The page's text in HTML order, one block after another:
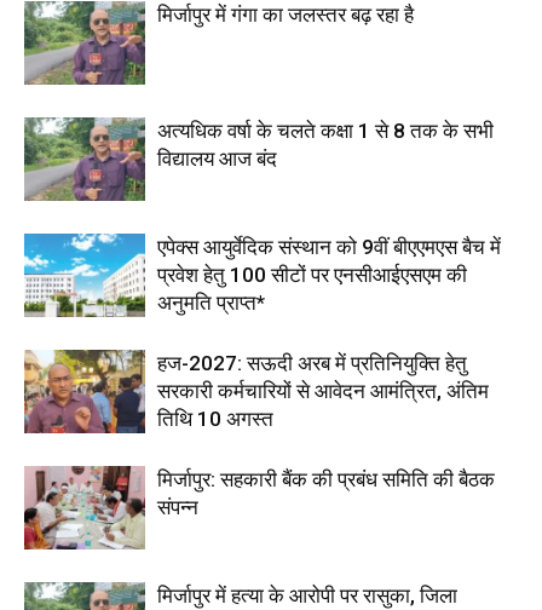
मिर्जापुर में गंगा का जलस्तर बढ़ रहा है
अत्यधिक वर्षा के चलते कक्षा 1 से 8 तक के सभी
विद्यालय आज बंद
एपेक्स आयुर्वेदिक संस्थान को 9वीं बीएएमएस बैच में
प्रवेश हेतु 100 सीटों पर एनसीआईएसएम की
अनुमति प्राप्त*
हज-2027: सऊदी अरब में प्रतिनियुक्ति हेतु
सरकारी कर्मचारियों से आवेदन आमंत्रित, अंतिम
तिथि 10 अगस्त
मिर्जापुर: सहकारी बैंक की प्रबंध समिति की बैठक
संपन्न
मिर्जापुर में हत्या के आरोपी पर रासुका, जिला